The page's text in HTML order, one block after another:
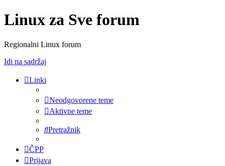
Linux za Sve forum
Regionalni Linux forum
Idi na sadržaj
Linki
Neodgovorene teme
Aktivne teme
Pretražnik
ČPP
Prijava